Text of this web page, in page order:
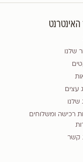
שלנו
עצים
שלנו
רכישה ומשלוחים
קשר